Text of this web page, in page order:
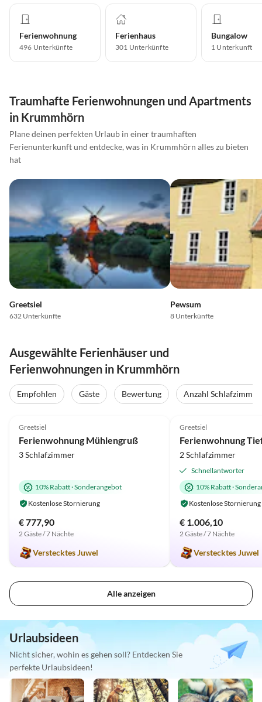
Ferienwohnung
496 Unterkünfte
Ferienhaus
301 Unterkünfte
Bungalow
1 Unterkunft
Traumhafte Ferienwohnungen und Apartments
in Krummhörn
Plane deinen perfekten Urlaub in einer traumhaften
Ferienunterkunft und entdecke, was in Krummhörn alles zu bieten
hat
Greetsiel
632 Unterkünfte
Pewsum
8 Unterkünfte
Ausgewählte Ferienhäuser und
Ferienwohnungen in Krummhörn
Empfohlen Gäste Bewertung Anzahl Schlafzimmer
Greetsiel
Ferienwohnung Mühlengruß
3 Schlafzimmer
10% Rabatt·Sonderangebot
Kostenlose Stornierung
€ 777,90
2 Gäste / 7 Nächte
Verstecktes Juwel
Greetsiel
Ferienwohnung
2 Schlafzimmer
Schnellantworter
10% Rabatt·
Kostenlose Stornierung
€ 1.006,10
2 Gäste / 7 Nächte
Verstecktes Juwel
Alle anzeigen
Urlaubsideen
Nicht sicher, wohin es gehen soll? Entdecken Sie
perfekte Urlaubsideen!